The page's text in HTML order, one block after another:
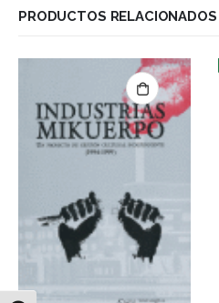
PRODUCTOS RELACIONADOS